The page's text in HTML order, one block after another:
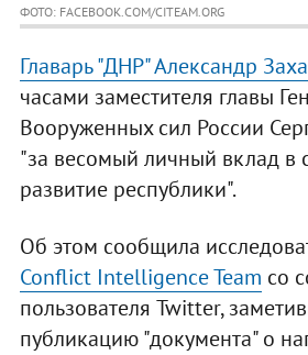
ФОТО: FACEBOOK.COM/CITEAM.ORG
Главарь "ДНР" Александр
часами заместителя главы
Вооруженных сил России
"за весомый личный вклад в
развитие республики".
Об этом сообщила
Conflict Intelligence Team со
пользователя Twitter,
публикацию "документа" о